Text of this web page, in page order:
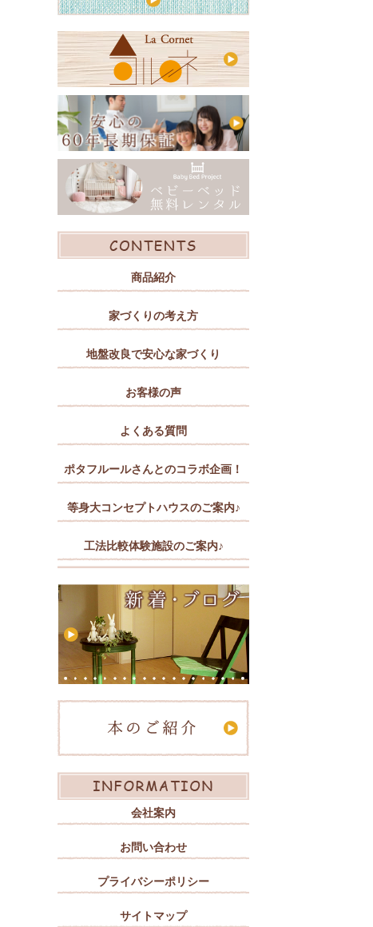
商品紹介
家づくりの考え方
地盤改良で安心な家づくり
お客様の声
よくある質問
ポタフルールさんとのコラボ企画！
等身大コンセプトハウスのご案内♪
工法比較体験施設のご案内♪
会社案内
お問い合わせ
プライバシーポリシー
サイトマップ